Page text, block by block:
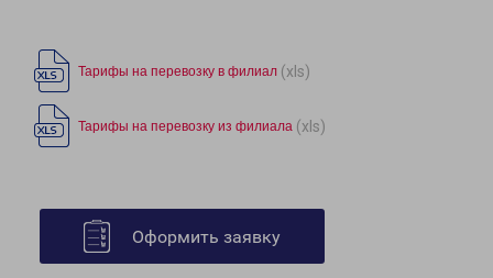
Тарифы на перевозку в филиал (xls)
Тарифы на перевозку из филиала (xls)
Оформить заявку